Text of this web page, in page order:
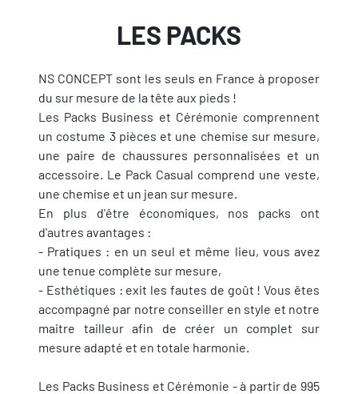
LES PACKS
NS CONCEPT sont les seuls en France à proposer
du sur mesure de la tête aux pieds !
Les Packs Business et Cérémonie comprennent
un costume 3 pièces et une chemise sur mesure,
une paire de chaussures personnalisées et un
accessoire. Le Pack Casual comprend une veste,
une chemise et un jean sur mesure.
En plus d'être économiques, nos packs ont
d'autres avantages :
- Pratiques : en un seul et même lieu, vous avez
une tenue complète sur mesure,
- Esthétiques : exit les fautes de goût ! Vous êtes
accompagné par notre conseiller en style et notre
maitre tailleur afin de créer un complet sur
mesure adapté et en totale harmonie.
Les Packs Business et Cérémonie - à partir de 995